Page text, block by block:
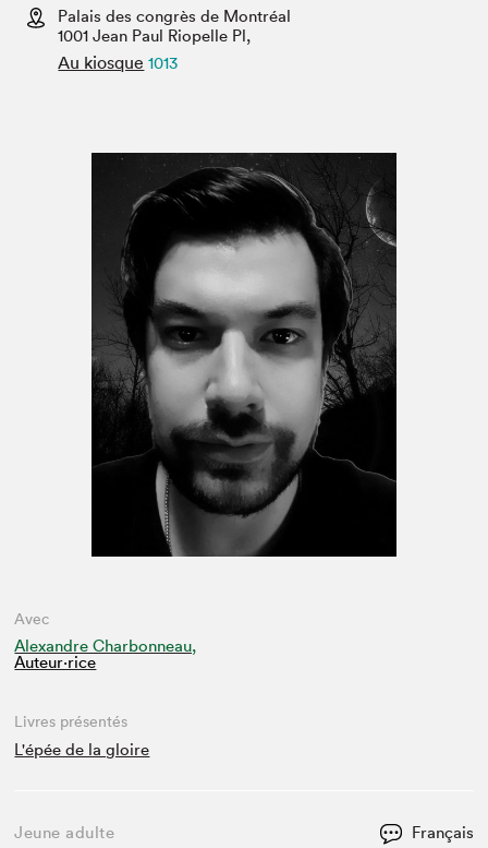
Espace enseignant·e·s
Espace pro
Palais des congrès de Montréal
1001 Jean Paul Riopelle Pl,
Au kiosque 1013
Avec
Alexandre Charbonneau,
Auteur·rice
Livres présentés
L'épée de la gloire
Jeune adulte Français